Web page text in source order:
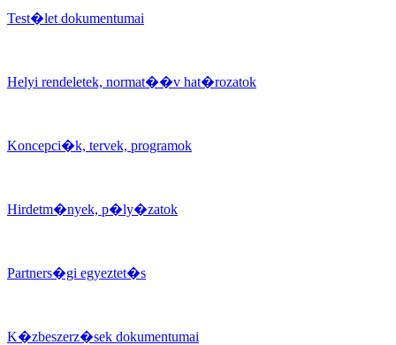
Test�let dokumentumai
Helyi rendeletek, normat��v hat�rozatok
Koncepci�k, tervek, programok
Hirdetm�nyek, p�ly�zatok
Partners�gi egyeztet�s
K�zbeszerz�sek dokumentumai